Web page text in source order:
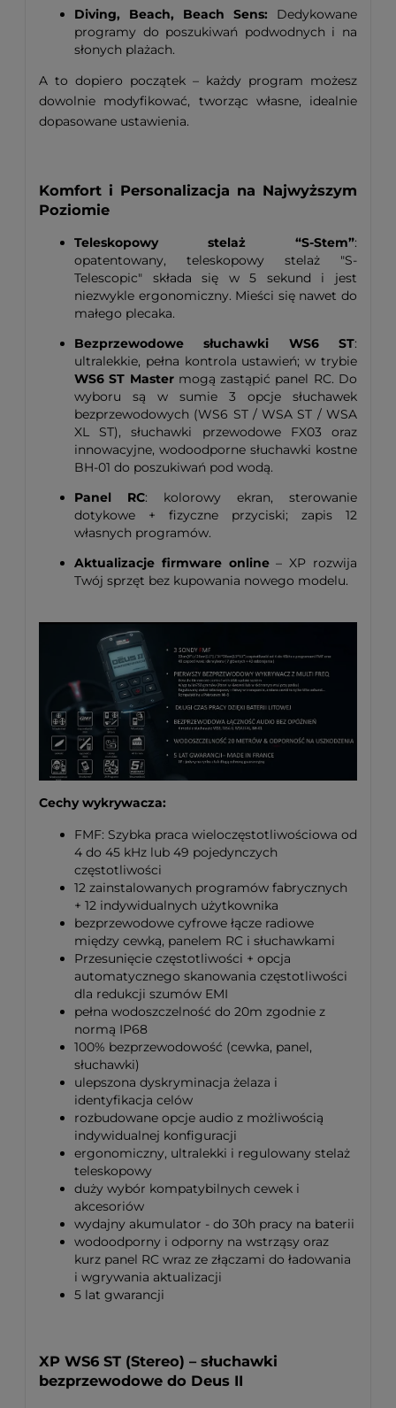
Diving, Beach, Beach Sens: Dedykowane
programy do poszukiwań podwodnych i na
słonych plażach.
A to dopiero początek – każdy program możesz
dowolnie modyfikować, tworząc własne, idealnie
dopasowane ustawienia.
Komfort i Personalizacja na Najwyższym
Poziomie
Teleskopowy stelaż “S-Stem”:
opatentowany, teleskopowy stelaż "S-
Telescopic" składa się w 5 sekund i jest
niezwykle ergonomiczny. Mieści się nawet do
małego plecaka.
Bezprzewodowe słuchawki WS6 ST:
ultralekkie, pełna kontrola ustawień; w trybie
WS6 ST Mastermogą zastąpić panel RC. Do
wyboru są w sumie 3 opcje słuchawek
bezprzewodowych (WS6 ST / WSA ST / WSA
XL ST), słuchawki przewodowe FX03 oraz
innowacyjne, wodoodporne słuchawki kostne
BH-01 do poszukiwań pod wodą.
Panel RC: kolorowy ekran, sterowanie
dotykowe + fizyczne przyciski; zapis 12
własnych programów.
Aktualizacje firmware online– XP rozwija
Twój sprzęt bez kupowania nowego modelu.
Cechy wykrywacza:
FMF: Szybka praca wieloczęstotliwościowa od
4 do 45 kHz lub 49 pojedynczych
częstotliwości
12 zainstalowanych programów fabrycznych
+ 12 indywidualnych użytkownika
bezprzewodowe cyfrowe łącze radiowe
między cewką, panelem RC i słuchawkami
Przesunięcie częstotliwości + opcja
automatycznego skanowania częstotliwości
dla redukcji szumów EMI
pełna wodoszczelność do 20m zgodnie z
normą IP68
100% bezprzewodowość (cewka, panel,
słuchawki)
ulepszona dyskryminacja żelaza i
identyfikacja celów
rozbudowane opcje audio z możliwością
indywidualnej konfiguracji
ergonomiczny, ultralekki i regulowany stelaż
teleskopowy
duży wybór kompatybilnych cewek i
akcesoriów
wydajny akumulator - do 30h pracy na baterii
wodoodporny i odporny na wstrząsy oraz
kurz panel RC wraz ze złączami do ładowania
i wgrywania aktualizacji
5 lat gwarancji
XP WS6 ST (Stereo) – słuchawki
bezprzewodowe do Deus II